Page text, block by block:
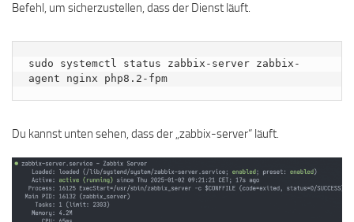
Befehl, um sicherzustellen, dass der Dienst läuft.
sudo systemctl status zabbix-server zabbix-
agent nginx php8.2-fpm
Du kannst unten sehen, dass der „zabbix-server“ läuft.